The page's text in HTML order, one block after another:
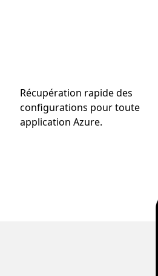
Récupération rapide des
configurations pour toute
application Azure.